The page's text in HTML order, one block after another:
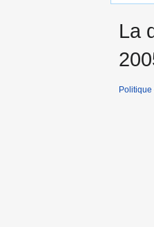
La